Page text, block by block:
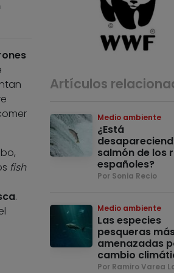
fish
.
Artículos
Medio ambiente
¿Está
salmón de los
españoles?
Por Sonia Recio
Medio ambiente
Las especies
pesqueras
amenazadas
cambio
Por Ramiro Varea